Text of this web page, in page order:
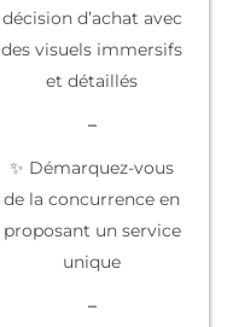
décision d’achat avec
des visuels immersifs
et détaillés
–
✨ Démarquez-vous
de la concurrence en
proposant un service
unique
–